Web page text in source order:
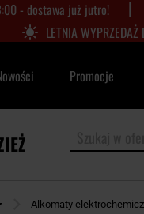
- dostawa już jutro! |
LETNIA
Promocje
Alkomaty